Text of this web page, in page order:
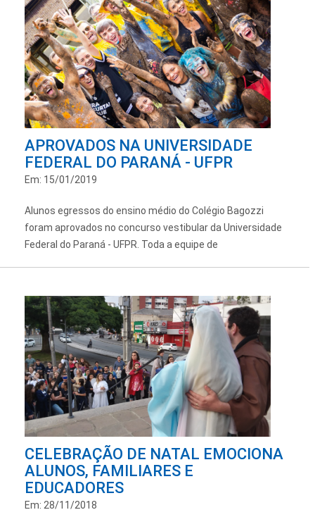
APROVADOS NA UNIVERSIDADE
FEDERAL DO PARANÁ - UFPR
Em: 15/01/2019
Alunos egressos do ensino médio do Colégio Bagozzi
foram aprovados no concurso vestibular da Universidade
Federal do Paraná - UFPR. Toda a equipe de
CELEBRAÇÃO DE NATAL EMOCIONA
ALUNOS, FAMILIARES E
EDUCADORES
Em: 28/11/2018